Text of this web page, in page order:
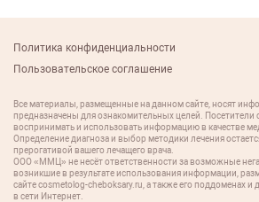
Политика конфиденциальности
Пользовательское соглашение
Все материалы, размещенные на данном сайте, носят
предназначены для ознакомительных целей. Посетители
воспринимать и использовать информацию в качестве
Определение диагноза и выбор методики лечения
прерогативой вашего лечащего врача.
ООО «ММЦ» не несёт ответственности за возможные
возникшие в результате использования информации,
сайте cosmetolog-cheboksary.ru, а также его поддоменах и
в сети Интернет.